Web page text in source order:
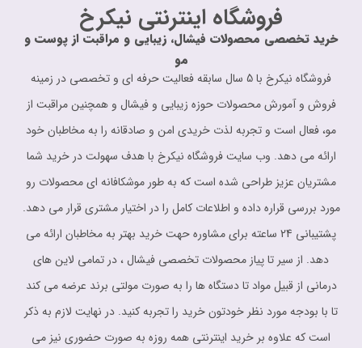
فروشگاه اینترنتی نیکرخ
خرید تخصصی محصولات فیشال، زیبایی و مراقبت از پوست و
مو
فروشگاه نیکرخ با 5 سال سابقه فعالیت حرفه ای و تخصصی در زمینه
فروش و آمورش محصولات حوزه زیبایی و فیشال و همچنین مراقبت از
مو، فعال است و تجربه لذت خریدی امن و صادقانه را به مخاطبان خود
ارائه می دهد. وب سایت فروشگاه نیکرخ با هدف سهولت در خرید شما
مشتریان عزیز طراحی شده است که به طور موشکافانه ای محصولات رو
مورد بررسی قراره داده و اطلاعات کامل را در اختیار مشتری قرار می دهد.
پشتیبانی 24 ساعته برای مشاوره حهت خرید بهتر به مخاطبان ارائه می
دهد. از سیر تا پیاز محصولات تخصصی فیشال ، در تمامی لاین های
درمانی از قبیل مواد تا دستگاه ها را به صورت مولتی برند عرضه می کند
تا با بودجه مورد نظر خودتون خرید را تجربه کنید. در نهایت لازم به ذکر
است که علاوه بر خرید اینترنتی همه روزه به صورت حضوری نیز می